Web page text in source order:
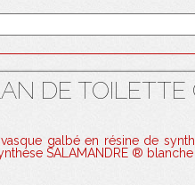
DE TOILETTE
vasque galbé en résine de
SALAMANDRE ®